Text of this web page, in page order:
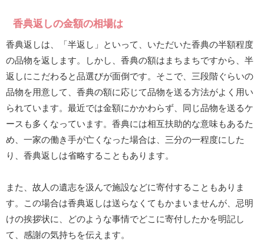
香典返しの金額の相場は
香典返しは、「半返し」といって、いただいた香典の半額程度
の品物を返します。しかし、香典の額はまちまちですから、半
返しにこだわると品選びが面倒です。そこで、三段階ぐらいの
品物を用意して、香典の額に応じて品物を送る方法がよく用い
られています。最近では金額にかかわらず、同じ品物を送るケ
ースも多くなっています。香典には相互扶助的な意味もあるた
め、一家の働き手が亡くなった場合は、三分の一程度にした
り、香典返しは省略することもあります。
また、故人の遺志を汲んで施設などに寄付することもありま
す。この場合は香典返しは送らなくてもかまいませんが、忌明
けの挨拶状に、どのような事情でどこに寄付したかを明記し
て、感謝の気持ちを伝えます。